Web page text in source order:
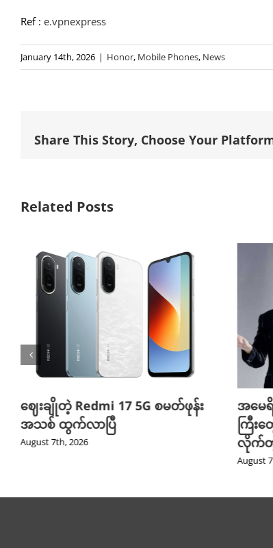
Ref : e.vpnexpress
January 14th, 2026 | Honor, Mobile Phones, News
Share This Story, Choose Your
Related Posts
ဈေးချိုတဲ့ Redmi 17 5G စမတ်ဖုန်း
အသစ် ထွက်လာပြီ
August 7th, 2026
အမေ
ကြီး
လိုက်တဲ့
August